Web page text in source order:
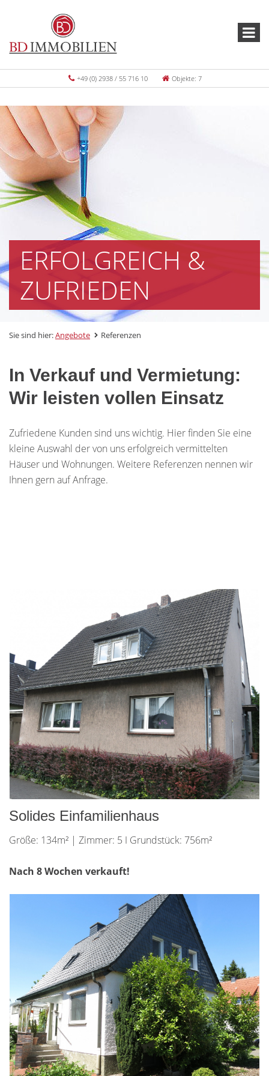
+49 (0) 2938 / 55 716 10 Objekte: 7
ERFOLGREICH &
ZUFRIEDEN
Sie sind hier:Angebote Referenzen
In Verkauf und Vermietung:
Wir leisten vollen Einsatz
Zufriedene Kunden sind uns wichtig. Hier finden Sie eine
kleine Auswahl der von uns erfolgreich vermittelten
Häuser und Wohnungen. Weitere Referenzen nennen wir
Ihnen gern auf Anfrage.
Solides Einfamilienhaus
Größe: 134m² | Zimmer: 5 I Grundstück: 756m²
Nach 8 Wochen verkauft!